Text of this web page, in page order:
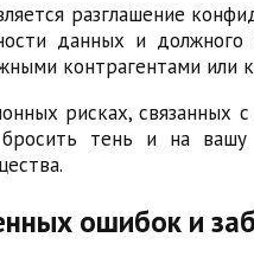
разглашение
данных и
контрагентами или
рисках,
тень и на вашу
ошибок и